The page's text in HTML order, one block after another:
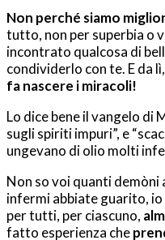
Non perché siamo
tutto, non per superbia o
incontrato qualcosa di
condividerlo con te. E da
fa nascere i miracoli!
Lo dice bene il vangelo di
sugli spiriti impuri”, e
ungevano di olio molti
Non so voi quanti
infermi abbiate guarito,
per tutti, per ciascuno,
fatto esperienza che